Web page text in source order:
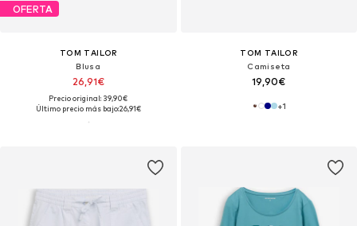
OFERTA
TOM TAILOR
Blusa
26,91€
Precio original: 39,90€
Último precio más bajo:26,91€
TOM TAILOR
Camiseta
19,90€
+1